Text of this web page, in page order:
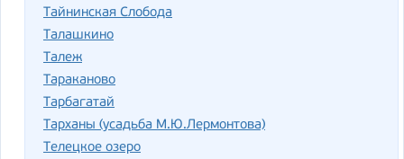
Тайнинская Слобода
Талашкино
Талеж
Тараканово
Тарбагатай
Тарханы (усадьба М.Ю.Лермонтова)
Телецкое озеро